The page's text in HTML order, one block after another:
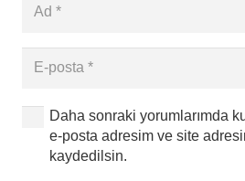
Daha sonraki yorumlarımda
e-posta adresim ve site
kaydedilsin.